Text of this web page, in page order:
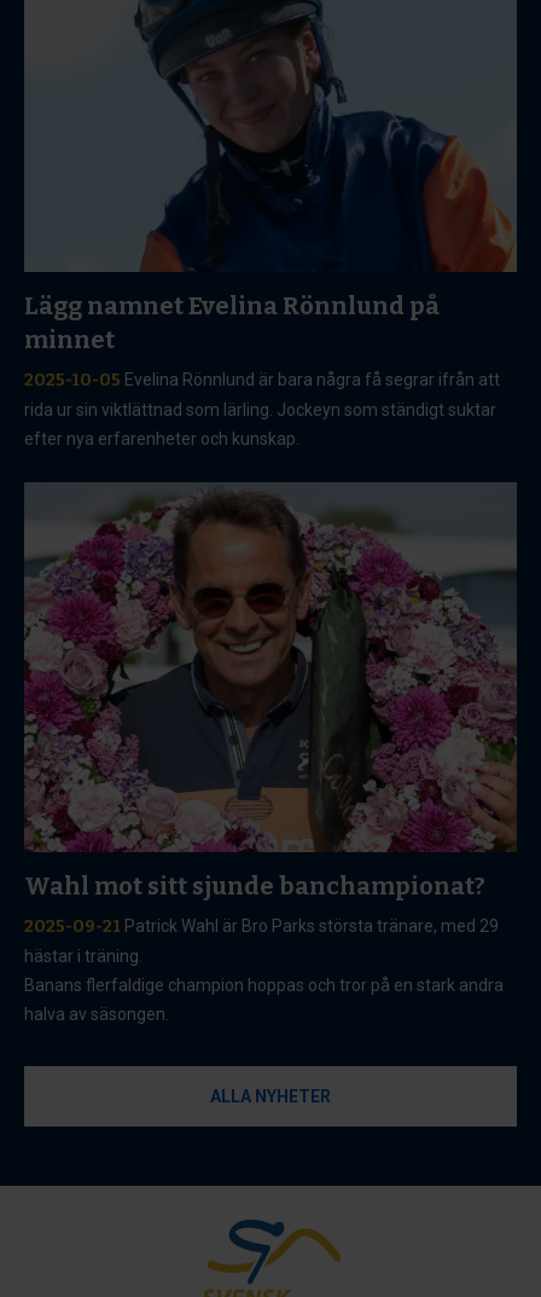
Lägg namnet Evelina Rönnlund på
minnet
2025-10-05 Evelina Rönnlund är bara några få segrar ifrån att
rida ur sin viktlättnad som lärling. Jockeyn som ständigt suktar
efter nya erfarenheter och kunskap.
Wahl mot sitt sjunde banchampionat?
2025-09-21 Patrick Wahl är Bro Parks största tränare, med 29
hästar i träning.
Banans flerfaldige champion hoppas och tror på en stark andra
halva av säsongen.
ALLA NYHETER